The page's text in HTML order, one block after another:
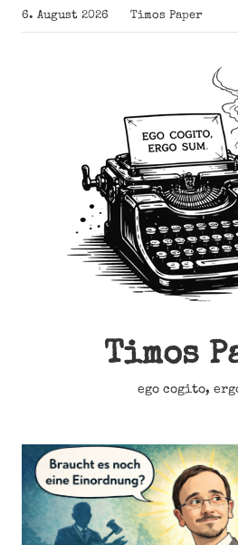
Zum
Inhalt
6. August 2026 Timos Paper
Timos
ego cogito,